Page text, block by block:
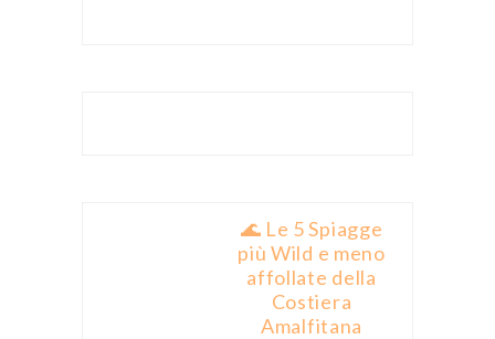
🌊 Le 5 Spiagge
più Wild e meno
affollate della
Costiera
Amalfitana